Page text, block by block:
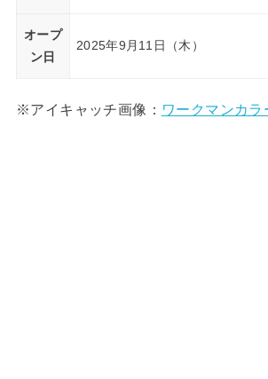
オープ
ン日
2025年9月11日（木）
※アイキャッチ画像： ワークマンカラ